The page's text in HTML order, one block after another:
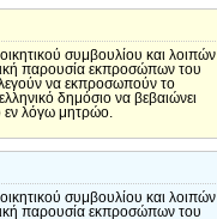
συμβουλίου και λοιπών
παρουσία εκπροσώπων του
να εκπροσωπούν το
δημόσιο να βεβαιώνει
εν λόγω μητρώο.
συμβουλίου και λοιπών
παρουσία εκπροσώπων του